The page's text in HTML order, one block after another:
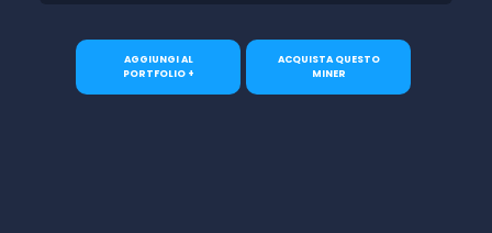
AGGIUNGI AL
PORTFOLIO +
ACQUISTA QUESTO
MINER